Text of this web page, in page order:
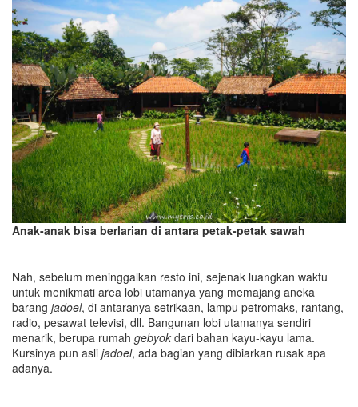
Anak-anak bisa berlarian di antara petak-petak sawah
Nah, sebelum meninggalkan resto ini, sejenak luangkan waktu
untuk menikmati area lobi utamanya yang memajang aneka
barang jadoel, di antaranya setrikaan, lampu petromaks, rantang,
radio, pesawat televisi, dll. Bangunan lobi utamanya sendiri
menarik, berupa rumah gebyok dari bahan kayu-kayu lama.
Kursinya pun asli jadoel, ada bagian yang dibiarkan rusak apa
adanya.